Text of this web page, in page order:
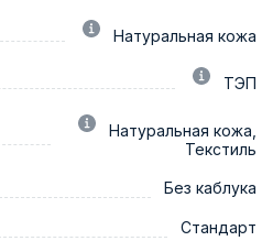
Натуральная кожа
ТЭП
Натуральная кожа,
Текстиль
Без каблука
Стандарт